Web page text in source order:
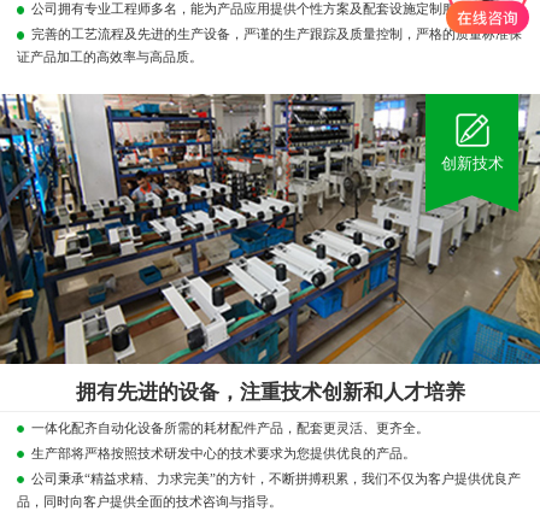
公司拥有专业工程师多名，能为产品应用提供个性方案及配套设施定制服务。
完善的工艺流程及先进的生产设备，严谨的生产跟踪及质量控制，严格的质量标准保
证产品加工的高效率与高品质。
创新技术
拥有先进的设备，注重技术创新和人才培养
一体化配齐自动化设备所需的耗材配件产品，配套更灵活、更齐全。
生产部将严格按照技术研发中心的技术要求为您提供优良的产品。
公司秉承“精益求精、力求完美”的方针，不断拼搏积累，我们不仅为客户提供优良产
品，同时向客户提供全面的技术咨询与指导。